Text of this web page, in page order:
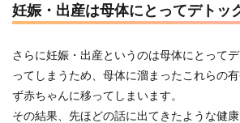
妊娠・出産は母体にとってデトッ
さらに妊娠・出産というのは母体にとって
ってしまうため、母体に溜まったこれらの
ず赤ちゃんに移ってしまいます。
その結果、先ほどの話に出てきたような健